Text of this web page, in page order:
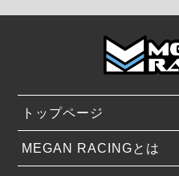
トップページ
MEGAN RACINGとは